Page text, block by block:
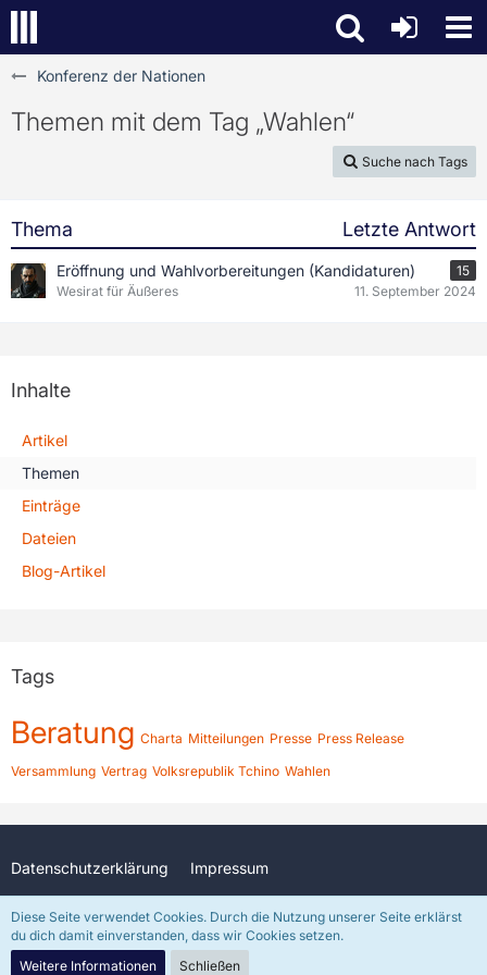
Konferenz der Nationen
Themen mit dem Tag „Wahlen“
Suche nach Tags
Thema Letzte Antwort
Eröffnung und Wahlvorbereitungen (Kandidaturen)
15
Wesirat für Äußeres
11. September 2024
Inhalte
Artikel
Themen
Einträge
Dateien
Blog-Artikel
Tags
Beratung Charta Mitteilungen Presse Press Release
Versammlung Vertrag Volksrepublik Tchino Wahlen
Datenschutzerklärung Impressum
Community-Software:WoltLab Suite™
In freundlicher Unterstützung durch
Diese Seite verwendet Cookies. Durch die Nutzung unserer Seite erklärst
du dich damit einverstanden, dass wir Cookies setzen.
Weitere Informationen
Schließen